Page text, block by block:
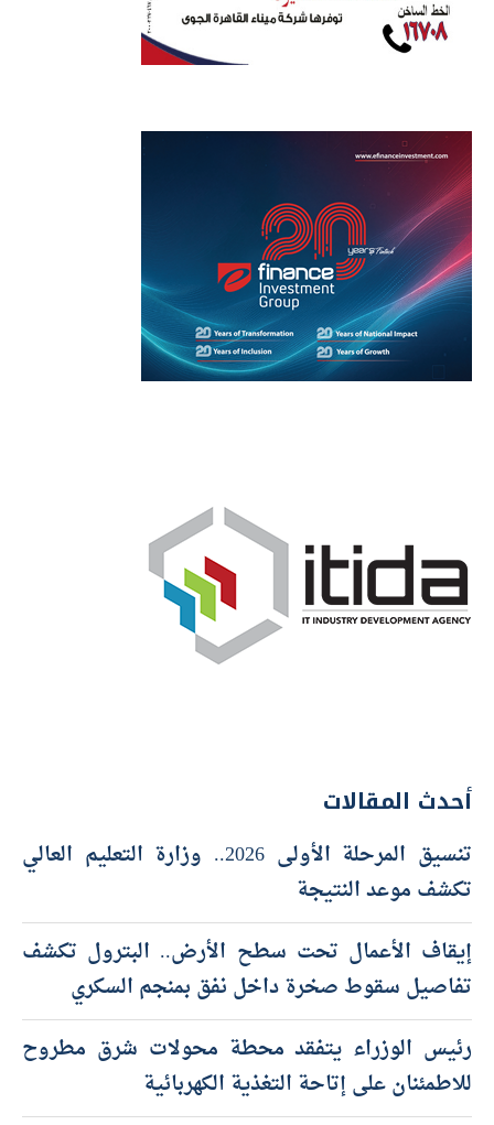
أحدث المقالات
تنسيق المرحلة الأولى 2026.. وزارة التعليم العالي
تكشف موعد النتيجة
إيقاف الأعمال تحت سطح الأرض.. البترول تكشف
تفاصيل سقوط صخرة داخل نفق بمنجم السكري
رئيس الوزراء يتفقد محطة محولات شرق مطروح
للاطمئنان على إتاحة التغذية الكهربائية